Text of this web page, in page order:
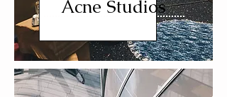
Acne Studios